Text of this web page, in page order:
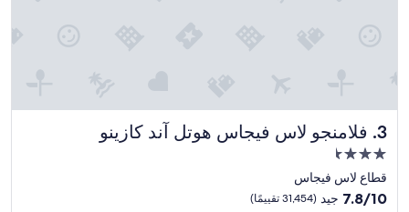
3. فلامنجو لاس فيجاس هوتل آند كازينو
فلامنجو لاس فيجاس هوتل آند كازينو
مكان
إقامة
مصنف
قطاع لاس فيجاس
7.8
7.8/10 جيد (31,454 تقييمًا)